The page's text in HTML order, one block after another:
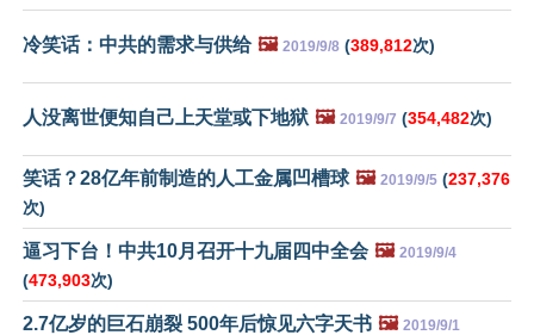
冷笑话：中共的需求与供给 🖼️ 2019/9/8 (389,812次)
人没离世便知自己上天堂或下地狱 🖼️ 2019/9/7 (354,482次)
笑话？28亿年前制造的人工金属凹槽球 🖼️ 2019/9/5 (237,376
次)
逼习下台！中共10月召开十九届四中全会 🖼️ 2019/9/4
(473,903次)
2.7亿岁的巨石崩裂 500年后惊见六字天书 🖼️ 2019/9/1